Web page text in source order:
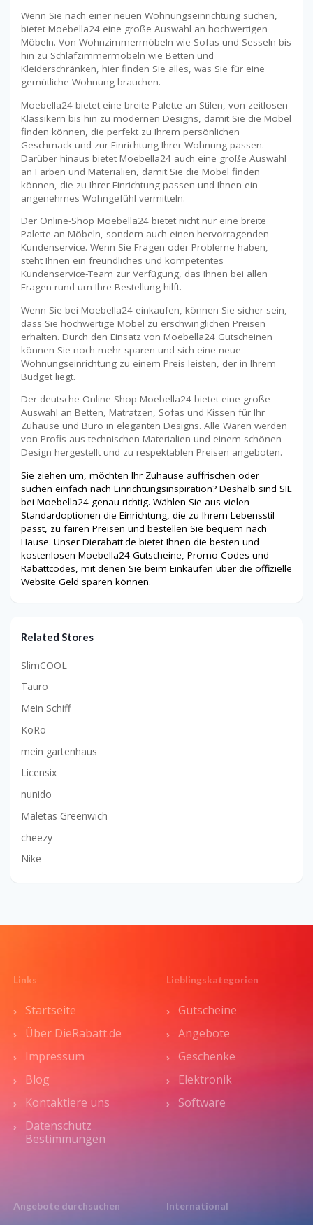
Wenn Sie nach einer neuen Wohnungseinrichtung suchen,
bietet Moebella24 eine große Auswahl an hochwertigen
Möbeln. Von Wohnzimmermöbeln wie Sofas und Sesseln bis
hin zu Schlafzimmermöbeln wie Betten und
Kleiderschränken, hier finden Sie alles, was Sie für eine
gemütliche Wohnung brauchen.
Moebella24 bietet eine breite Palette an Stilen, von zeitlosen
Klassikern bis hin zu modernen Designs, damit Sie die Möbel
finden können, die perfekt zu Ihrem persönlichen
Geschmack und zur Einrichtung Ihrer Wohnung passen.
Darüber hinaus bietet Moebella24 auch eine große Auswahl
an Farben und Materialien, damit Sie die Möbel finden
können, die zu Ihrer Einrichtung passen und Ihnen ein
angenehmes Wohngefühl vermitteln.
Der Online-Shop Moebella24 bietet nicht nur eine breite
Palette an Möbeln, sondern auch einen hervorragenden
Kundenservice. Wenn Sie Fragen oder Probleme haben,
steht Ihnen ein freundliches und kompetentes
Kundenservice-Team zur Verfügung, das Ihnen bei allen
Fragen rund um Ihre Bestellung hilft.
Wenn Sie bei Moebella24 einkaufen, können Sie sicher sein,
dass Sie hochwertige Möbel zu erschwinglichen Preisen
erhalten. Durch den Einsatz von Moebella24 Gutscheinen
können Sie noch mehr sparen und sich eine neue
Wohnungseinrichtung zu einem Preis leisten, der in Ihrem
Budget liegt.
Der deutsche Online-Shop Moebella24 bietet eine große
Auswahl an Betten, Matratzen, Sofas und Kissen für Ihr
Zuhause und Büro in eleganten Designs. Alle Waren werden
von Profis aus technischen Materialien und einem schönen
Design hergestellt und zu respektablen Preisen angeboten.
Sie ziehen um, möchten Ihr Zuhause auffrischen oder
suchen einfach nach Einrichtungsinspiration? Deshalb sind SIE
bei Moebella24 genau richtig. Wählen Sie aus vielen
Standardoptionen die Einrichtung, die zu Ihrem Lebensstil
passt, zu fairen Preisen und bestellen Sie bequem nach
Hause. Unser Dierabatt.de bietet Ihnen die besten und
kostenlosen Moebella24-Gutscheine, Promo-Codes und
Rabattcodes, mit denen Sie beim Einkaufen über die offizielle
Website Geld sparen können.
Related Stores
SlimCOOL
Tauro
Mein Schiff
KoRo
mein gartenhaus
Licensix
nunido
Maletas Greenwich
cheezy
Nike
Links
Startseite
Über DieRabatt.de
Impressum
Blog
Kontaktiere uns
Datenschutz
Bestimmungen
Lieblingskategorien
Gutscheine
Angebote
Geschenke
Elektronik
Software
Angebote durchsuchen International